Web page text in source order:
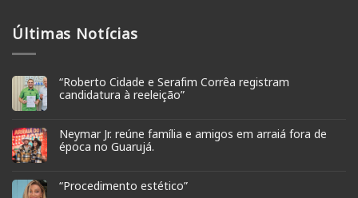
Últimas Notícias
“Roberto Cidade e Serafim Corrêa registram
candidatura à reeleição”
Neymar Jr. reúne família e amigos em arraiá fora de
época no Guarujá.
“Procedimento estético”